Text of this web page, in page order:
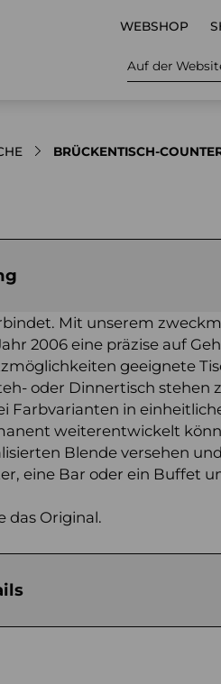
WEBSHOP
Auf der
BRÜCKENTISCH-
Mit unserem
2006 eine präzise auf
geeignete
oder Dinnertisch stehen
Farbvarianten in
weiterentwickelt
Blende versehen
eine Bar oder ein Buffet
das Original.